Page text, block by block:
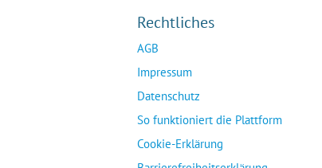
Rechtliches
AGB
Impressum
Datenschutz
So funktioniert die Plattform
Cookie-Erklärung